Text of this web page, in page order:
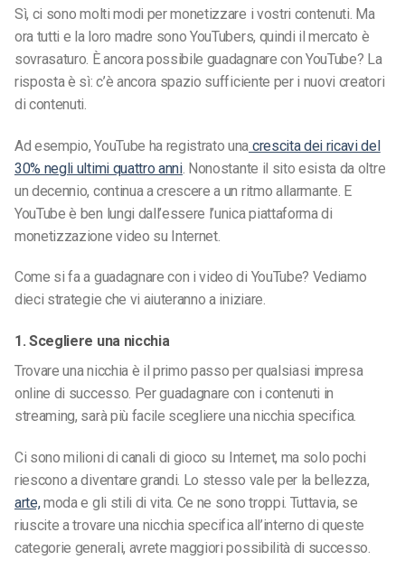
Sì, ci sono molti modi per monetizzare i vostri contenuti. Ma
ora tutti e la loro madre sono YouTubers, quindi il mercato è
sovrasaturo. È ancora possibile guadagnare con YouTube? La
risposta è sì: c’è ancora spazio sufficiente per i nuovi creatori
di contenuti.
Ad esempio, YouTube ha registrato una crescita dei ricavi del
30% negli ultimi quattro anni. Nonostante il sito esista da oltre
un decennio, continua a crescere a un ritmo allarmante. E
YouTube è ben lungi dall’essere l’unica piattaforma di
monetizzazione video su Internet.
Come si fa a guadagnare con i video di YouTube? Vediamo
dieci strategie che vi aiuteranno a iniziare.
1. Scegliere una nicchia
Trovare una nicchia è il primo passo per qualsiasi impresa
online di successo. Per guadagnare con i contenuti in
streaming, sarà più facile scegliere una nicchia specifica.
Ci sono milioni di canali di gioco su Internet, ma solo pochi
riescono a diventare grandi. Lo stesso vale per la bellezza,
arte,moda e gli stili di vita. Ce ne sono troppi. Tuttavia, se
riuscite a trovare una nicchia specifica all’interno di queste
categorie generali, avrete maggiori possibilità di successo.